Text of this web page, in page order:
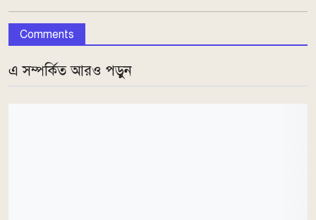
Comments
এ সম্পর্কিত আরও পড়ুন